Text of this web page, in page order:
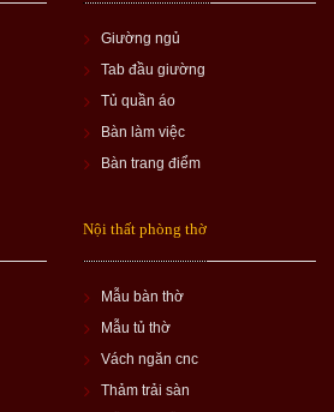
Giường ngủ
Tab đầu giường
Tủ quần áo
Bàn làm việc
Bàn trang điểm
Nội thất phòng thờ
Mẫu bàn thờ
Mẫu tủ thờ
Vách ngăn cnc
Thảm trải sàn